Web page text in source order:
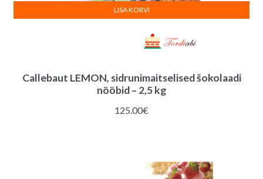
Callebaut LEMON, sidrunimaitselised šokolaadi
nööbid – 2,5 kg
125.00€
LISA KORVI